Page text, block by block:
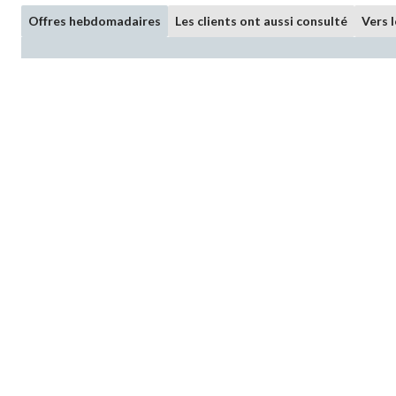
Offres hebdomadaires Les clients ont aussi consulté Vers